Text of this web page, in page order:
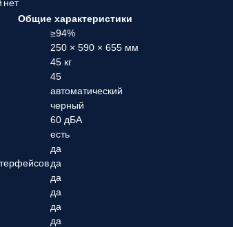
нет
Общие характеристики
≥94%
250 × 590 × 655 мм
45 кг
45
автоматический
черный
60 дБА
есть
да
да
да
да
да
да